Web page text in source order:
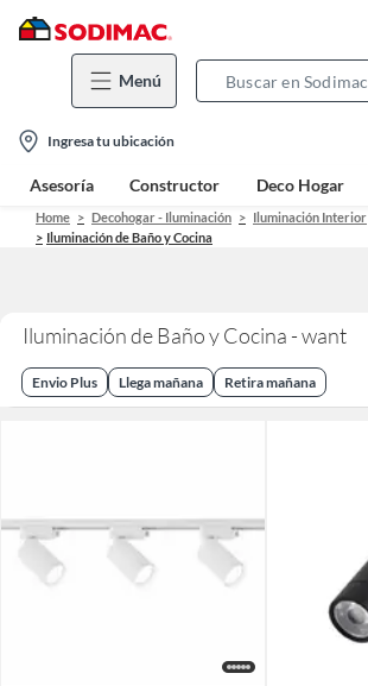
Menú
location-
icon
Ingresa tu ubicación
Asesoría Constructor Deco Hogar
Home Decohogar - Iluminación
Iluminación Interior
Iluminación de Baño y Cocina
Iluminación de Baño y Cocina - want
Envio Plus Llega mañana Retira mañana